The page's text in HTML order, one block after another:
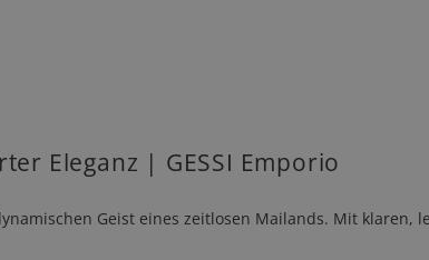
Eleganz | GESSI Emporio
Geist eines zeitlosen Mailands. Mit klaren,